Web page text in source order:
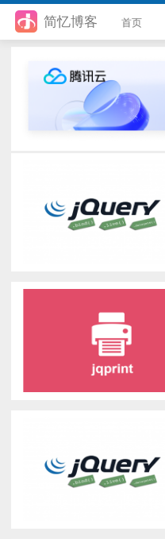
简忆博客 首页